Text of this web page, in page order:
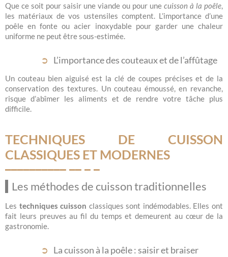
Que ce soit pour saisir une viande ou pour une cuisson à la poêle
les matériaux de vos ustensiles comptent. L’importance d’une
poêle en fonte ou acier inoxydable pour garder une chaleur
uniforme ne peut être sous-estimée.
L’importance des couteaux et de l’affûtage
Un couteau bien aiguisé est la clé de coupes précises et de la
conservation des textures. Un couteau émoussé, en revanche,
risque d’abîmer les aliments et de rendre votre tâche plus
difficile.
TECHNIQUES DE CUISSON
CLASSIQUES ET MODERNES
Les méthodes de cuisson traditionnelles
Les techniques cuisson classiques sont indémodables. Elles ont
fait leurs preuves au fil du temps et demeurent au cœur de la
gastronomie.
La cuisson à la poêle : saisir et braiser